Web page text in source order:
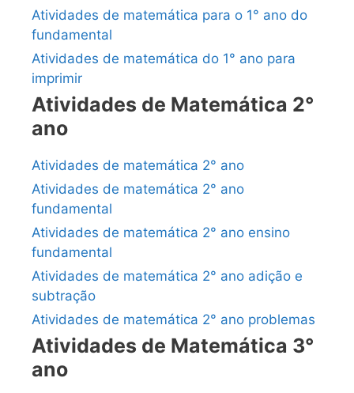
Atividades de matemática para o 1° ano do
fundamental
Atividades de matemática do 1° ano para
imprimir
Atividades de Matemática 2°
ano
Atividades de matemática 2° ano
Atividades de matemática 2° ano
fundamental
Atividades de matemática 2° ano ensino
fundamental
Atividades de matemática 2° ano adição e
subtração
Atividades de matemática 2° ano problemas
Atividades de Matemática 3°
ano